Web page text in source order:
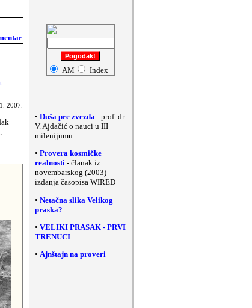
2007.
AM Index
• Duša pre zvezda - prof. dr
V. Ajdačić o nauci u III
milenijumu
• Provera kosmičke
realnosti - članak iz
novembarskog (2003)
izdanja časopisa WIRED
• Netačna slika Velikog
praska?
• VELIKI PRASAK - PRVI
TRENUCI
• Ajnštajn na proveri